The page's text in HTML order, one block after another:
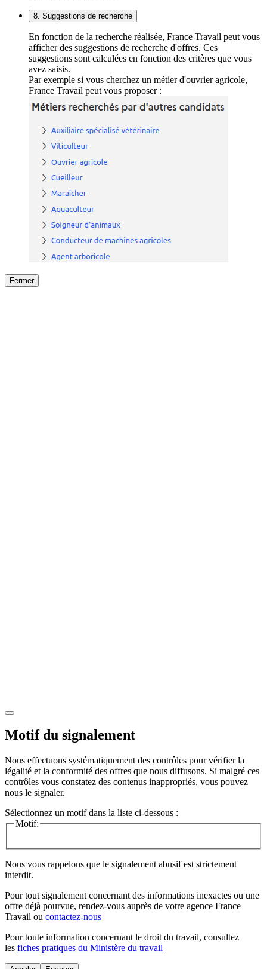
8. Suggestions de recherche
En fonction de la recherche réalisée, France Travail peut vous
afficher des suggestions de recherche d'offres. Ces
suggestions sont calculées en fonction des critères que vous
avez saisis.
Par exemple si vous cherchez un métier d'ouvrier agricole,
France Travail peut vous proposer :
Fermer
Motif du signalement
Nous effectuons systématiquement des contrôles pour vérifier la
légalité et la conformité des offres que nous diffusons. Si malgré ces
contrôles vous constatez des contenus inappropriés, vous pouvez
nous le signaler.
Sélectionnez un motif dans la liste ci-dessous :
Motif:
Nous vous rappelons que le signalement abusif est strictement
interdit.
Pour tout signalement concernant des informations inexactes ou une
offre déjà pourvue, rendez-vous auprès de votre agence France
Travail ou contactez-nous
Pour toute information concernant le droit du travail, consultez
les fiches pratiques du Ministère du travail